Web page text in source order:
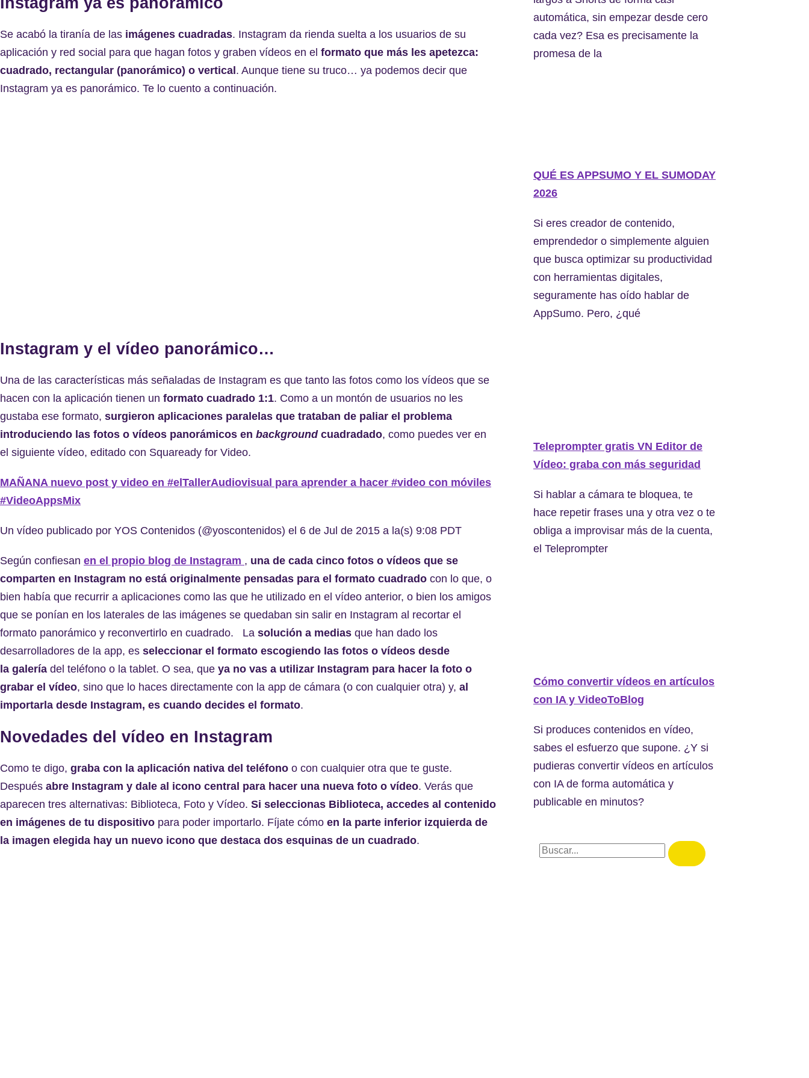
Se acabó la tiranía de las imágenes cuadradas. Instagram da rienda suelta a los usuarios de su
aplicación y red social para que hagan fotos y graben vídeos en el formato que más les apetezca:
cuadrado, rectangular (panorámico) o vertical . Aunque tiene su truco… ya podemos decir que
Instagram ya es panorámico. Te lo cuento a continuación.
Instagram y el vídeo panorámico…
Una de las características más señaladas de Instagram es que tanto las fotos como los vídeos que se
hacen con la aplicación tienen un formato cuadrado 1:1. Como a un montón de usuarios no les
gustaba ese formato, surgieron aplicaciones paralelas que trataban de paliar el problema
introduciendo las fotos o vídeos panorámicos en backgroundcuadradado, como puedes ver en
el siguiente vídeo, editado con Squaready for Video.
MAÑANA nuevo post y video en #elTallerAudiovisual para aprender a hacer #video con móviles
#VideoAppsMix
Un vídeo publicado por YOS Contenidos (@yoscontenidos) el 6 de Jul de 2015 a la(s) 9:08 PDT
Según confiesan en el propio blog de Instagram , una de cada cinco fotos o vídeos que se
comparten en Instagram no está originalmente pensadas para el formato cuadrado con lo que, o
bien había que recurrir a aplicaciones como las que he utilizado en el vídeo anterior, o bien los amigos
que se ponían en los laterales de las imágenes se quedaban sin salir en Instagram al recortar el
formato panorámico y reconvertirlo en cuadrado. La solución a medias que han dado los
desarrolladores de la app, es seleccionar el formato escogiendo las fotos o vídeos desde
la galería del teléfono o la tablet. O sea, que ya no vas a utilizar Instagram para hacer la foto o
grabar el vídeo, sino que lo haces directamente con la app de cámara (o con cualquier otra) y, al
importarla desde Instagram, es cuando decides el formato.
Novedades del vídeo en Instagram
Como te digo, graba con la aplicación nativa del teléfono o con cualquier otra que te guste.
Después abre Instagram y dale al icono central para hacer una nueva foto o vídeo. Verás que
aparecen tres alternativas: Biblioteca, Foto y Vídeo. Si seleccionas Biblioteca, accedes al contenido
en imágenes de tu dispositivo para poder importarlo. Fíjate cómo en la parte inferior izquierda de
la imagen elegida hay un nuevo icono que destaca dos esquinas de un cuadrado.
automática, sin empezar desde cero
cada vez? Esa es precisamente la
promesa de la
QUÉ ES APPSUMO Y EL SUMODAY
2026
Si eres creador de contenido,
emprendedor o simplemente alguien
que busca optimizar su productividad
con herramientas digitales,
seguramente has oído hablar de
AppSumo. Pero, ¿qué
Teleprompter gratis VN Editor de
Vídeo: graba con más seguridad
Si hablar a cámara te bloquea, te
hace repetir frases una y otra vez o te
obliga a improvisar más de la cuenta,
el Teleprompter
Cómo convertir vídeos en artículos
con IA y VideoToBlog
Si produces contenidos en vídeo,
sabes el esfuerzo que supone. ¿Y si
pudieras convertir vídeos en artículos
con IA de forma automática y
publicable en minutos?